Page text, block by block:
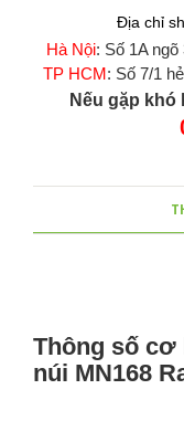
Địa chỉ
Hà Nội: Số 1A
TP HCM : Số 7/1
Nếu gặp khó
Thông số cơ
núi MN168